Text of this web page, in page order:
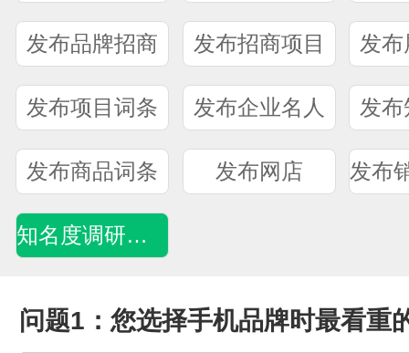
发布品牌招商 发布招商项目 发
发布项目词条 发布企业名人 发
发布商品词条 发布网店
知名度调研问卷
问题1：您选择手机品牌时最看重